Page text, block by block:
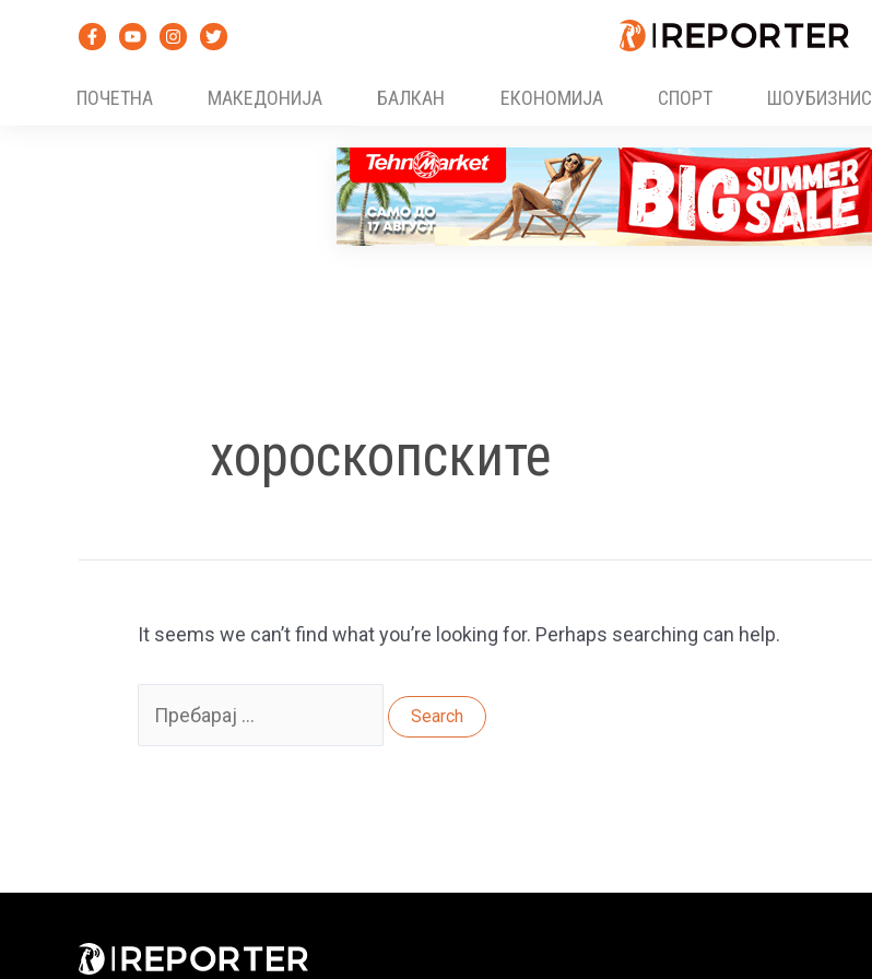
ПОЧЕТНА
МАКЕДОНИЈА БАЛКАН ЕКОНОМИЈА СПОРТ ШОУБИЗНИС
хороскопските
It seems we can’t find what you’re looking for. Perhaps searching can help.
for: